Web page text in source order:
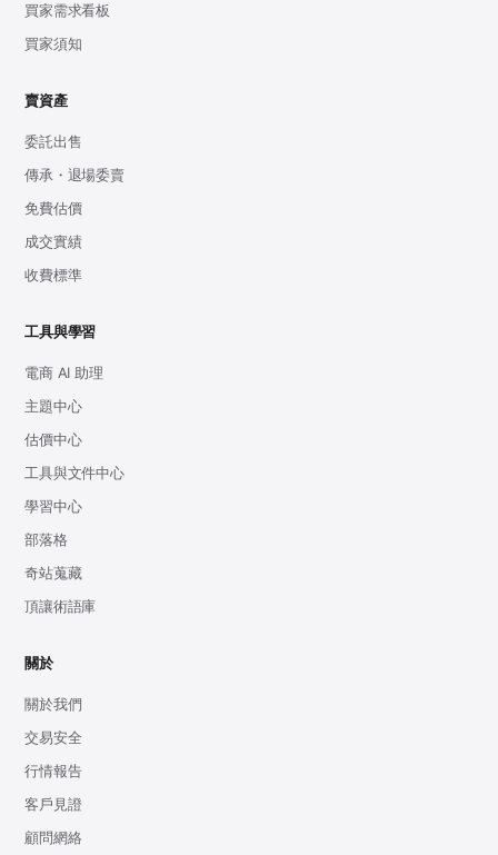
買家需求看板
買家須知
賣資產
委託出售
傳承・退場委賣
免費估價
成交實績
收費標準
工具與學習
電商 AI 助理
主題中心
估價中心
工具與文件中心
學習中心
部落格
奇站蒐藏
頂讓術語庫
關於
關於我們
交易安全
行情報告
客戶見證
顧問網絡